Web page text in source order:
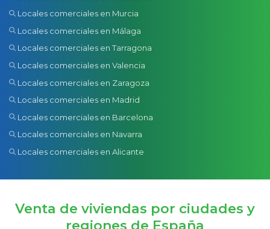
Locales comerciales en Murcia
Locales comerciales en Málaga
Locales comerciales en Tarragona
Locales comerciales en Valencia
Locales comerciales en Zaragoza
Locales comerciales en Madrid
Locales comerciales en Barcelona
Locales comerciales en Navarra
Locales comerciales en Alicante
Venta de viviendas por ciudades y